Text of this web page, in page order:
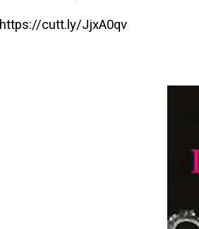
https://cutt.ly/JjxA0qv